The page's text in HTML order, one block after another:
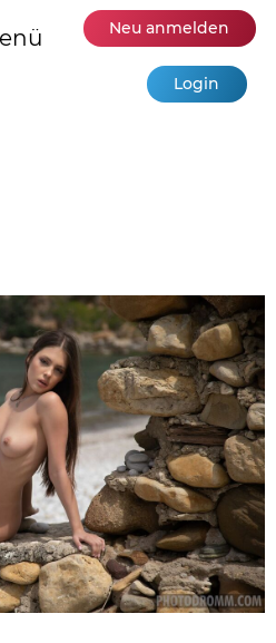
Neu anmelden
Login